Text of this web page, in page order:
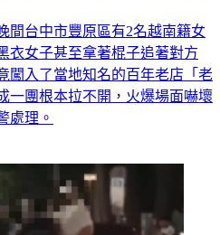
間台中市豐原區有2名越南籍女
衣女子甚至拿著棍子追著對方
闖入了當地知名的百年老店「老
一團根本拉不開，火爆場面嚇壞
處理。